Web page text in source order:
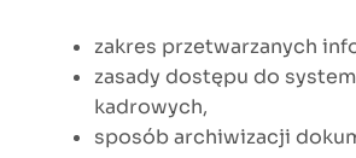
zakres przetwarzanych
zasady dostępu do
kadrowych,
sposób archiwizacji